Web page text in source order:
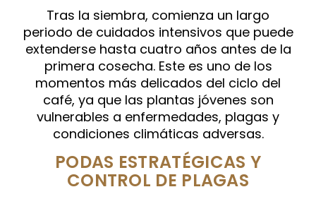
Tras la siembra, comienza un largo
periodo de cuidados intensivos que puede
extenderse hasta cuatro años antes de la
primera cosecha. Este es uno de los
momentos más delicados del ciclo del
café, ya que las plantas jóvenes son
vulnerables a enfermedades, plagas y
condiciones climáticas adversas.
PODAS ESTRATÉGICAS Y
CONTROL DE PLAGAS